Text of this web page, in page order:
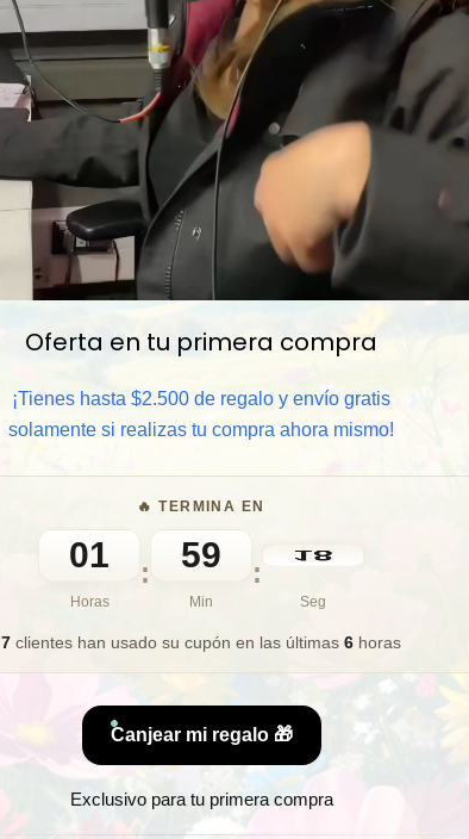
Oferta en tu primera compra
¡Tienes hasta $2.500 de regalo y envío gratis
solamente si realizas tu compra ahora mismo!
🔥 TERMINA EN
01
Horas
: 59
Min
:
16
Seg
7 clientes han usado su cupón en las últimas 6 horas
Canjear mi regalo 🎁
Exclusivo para tu primera compra
📦 Comprar al por mayor
⏰ Garantía 8 meses para
🧑‍💼 Atención al cliente y/o
🎁 Lo quiero para regalo